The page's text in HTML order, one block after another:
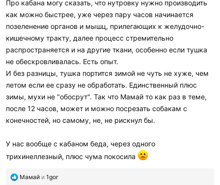
Про кабана могу сказать, что нутровку нужно производить
как можно быстрее, уже через пару часов начинается
позеленение органов и мышц, прилегающих к желудочно-
кишечному тракту, далее процесс стремительно
распространяется и на другие ткани, особенно если тушка
не обескровливалась. Есть опыт.
И без разницы, тушка портится зимой не чуть не хуже, чем
летом если ее сразу не обработать. Единственный плюс
зимы, мухи не "обосрут". Так что Мамай то как раз в теме,
после 12 часов, может и можно посрезать собакам с
конечностей, но самому, не, не рискнул бы.
У нас вообще с кабаном беда, через одного
трихинеллезный, плюс чума покосила
П
Мамай и 1gor